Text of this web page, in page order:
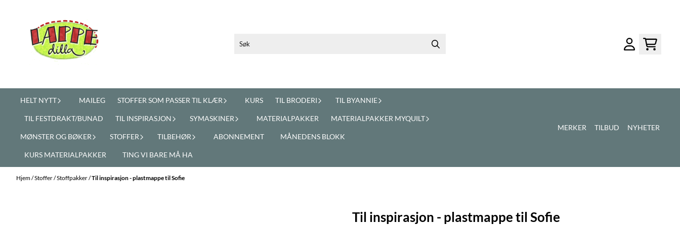
HELT NYTT MAILEG STOFFER SOM PASSER TIL KLÆR KURS TIL BRODERI TIL BYANNIE
TIL FESTDRAKT/BUNAD TIL INSPIRASJON SYMASKINER MATERIALPAKKER MATERIALPAKKER MYQUILT
MØNSTER OG BØKER STOFFER TILBEHØR ABONNEMENT MÅNEDENS BLOKK
KURS MATERIALPAKKER TING VI BARE MÅ HA
MERKER TILBUD NYHETER
Hjem/Stoffer/Stoffpakker/Til inspirasjon - plastmappe til Sofie
Til inspirasjon - plastmappe til Sofie